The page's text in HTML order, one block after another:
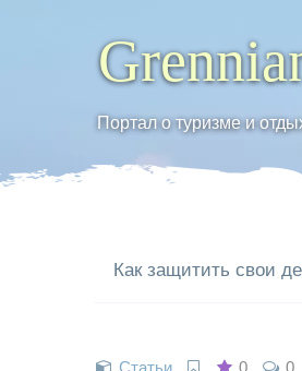
Портал о туризме и
Как защитить свои
Статьи 0 0